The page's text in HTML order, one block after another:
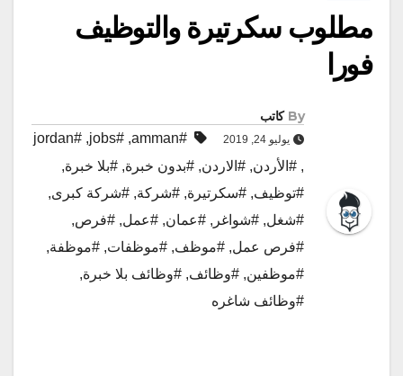
مطلوب سكرتيرة والتوظيف
فورا
By كاتب
يوليو 24, 2019 #amman
,
#jobs
,
#jordan
, #الأردن, #الاردن, #بدون خبرة, #بلا خبرة,
#توظيف, #سكرتيرة, #شركة, #شركة كبرى,
#شغل, #شواغر , #عمان, #عمل, #فرص,
#فرص عمل, #موظف, #موظفات, #موظفة,
#موظفين, #وظائف, #وظائف بلا خبرة,
#وظائف شاغره